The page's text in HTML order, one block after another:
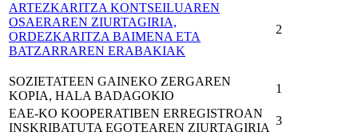
ARTEZKARITZA KONTSEILUAREN
OSAERAREN ZIURTAGIRIA,
ORDEZKARITZA BAIMENA ETA
BATZARRAREN ERABAKIAK
2
SOZIETATEEN GAINEKO ZERGAREN
KOPIA, HALA BADAGOKIO
1
EAE-KO KOOPERATIBEN ERREGISTROAN
INSKRIBATUTA EGOTEAREN ZIURTAGIRIA
3